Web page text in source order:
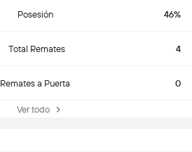
Posesión 46%
Total Remates 4
Remates a Puerta 0
Ver todo